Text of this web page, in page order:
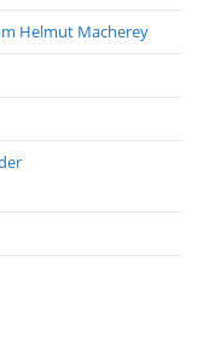
Helmut Macherey